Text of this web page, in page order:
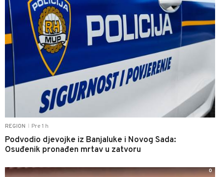
REGION Pre 1 h
Podvodio djevojke iz Banjaluke i Novog Sada:
Osuđenik pronađen mrtav u zatvoru
0